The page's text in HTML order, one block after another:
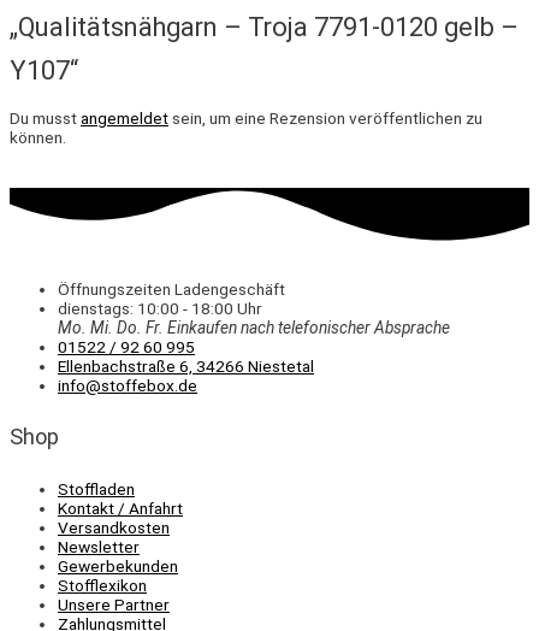
„Qualitätsnähgarn – Troja 7791-0120 gelb –
Y107“
Du musstangemeldet sein, um eine Rezension veröffentlichen zu
können.
Öffnungszeiten Ladengeschäft
dienstags: 10:00 - 18:00 Uhr
Mo. Mi. Do. Fr. Einkaufennach telefonischer Absprache
01522 / 92 60 995
Ellenbachstraße 6, 34266 Niestetal
info@stoffebox.de
Shop
Stoffladen
Kontakt / Anfahrt
Versandkosten
Newsletter
Gewerbekunden
Stofflexikon
Unsere Partner
Zahlungsmittel